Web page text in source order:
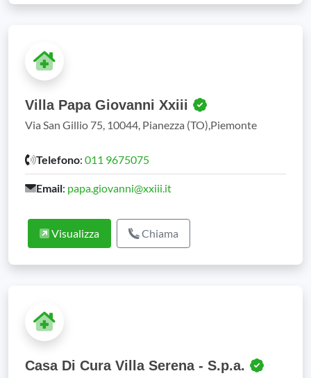
Villa Papa Giovanni Xxiii
Via San Gillio 75, 10044, Pianezza (TO),Piemonte
Telefono: 011 9675075
Email: papa.giovanni@xxiii.it
Visualizza Chiama
Casa Di Cura Villa Serena - S.p.a.